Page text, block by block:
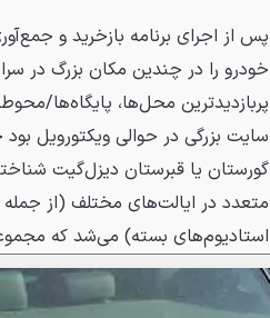
پس از اجرای برنامه بازخرید و
خودرو را در چندین مکان بزرگ در
پربازدیدترین محل‌ها، پایگاه‌ها/
سایت بزرگی در حوالی ویکتورویل
گورستان یا قبرستان دیزل‌گیت
متعدد در ایالت‌های مختلف (از
استادیوم‌های بسته) می‌شد که